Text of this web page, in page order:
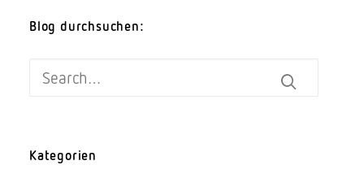
Blog durchsuchen:
Kategorien